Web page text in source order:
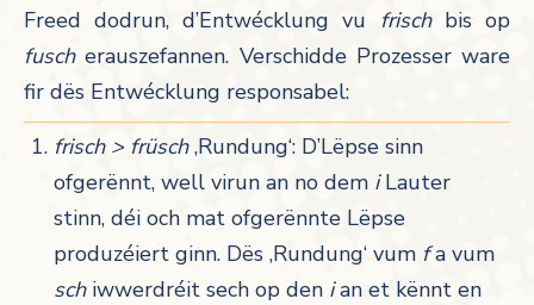
Freed dodrun, d’Entwécklung vu frischbis op
fuscherauszefannen. Verschidde Prozesser ware
fir dës Entwécklung responsabel:
frisch > früsch‚Rundung‘: D’Lëpse sinn
ofgerënnt, well virun an no dem iLauter
stinn, déi och mat ofgerënnte Lëpse
produzéiert ginn. Dës ‚Rundung‘ vum fa vum
schiwwerdréit sech op den ian et kënnt en